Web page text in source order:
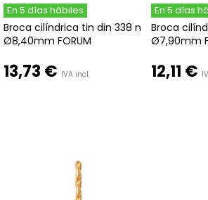
En 5 días hábiles
Broca cilíndrica tin din 338 n
Ø8,40mm FORUM
13,73 € IVA incl.
En 5 días
Broca
Ø7,90mm
12,11 €